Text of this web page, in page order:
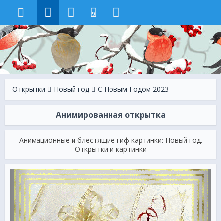
9
Открытки Новый год С Новым Годом 2023
Анимированная открытка
Анимационные и блестящие гиф картинки: Новый год.
Открытки и картинки